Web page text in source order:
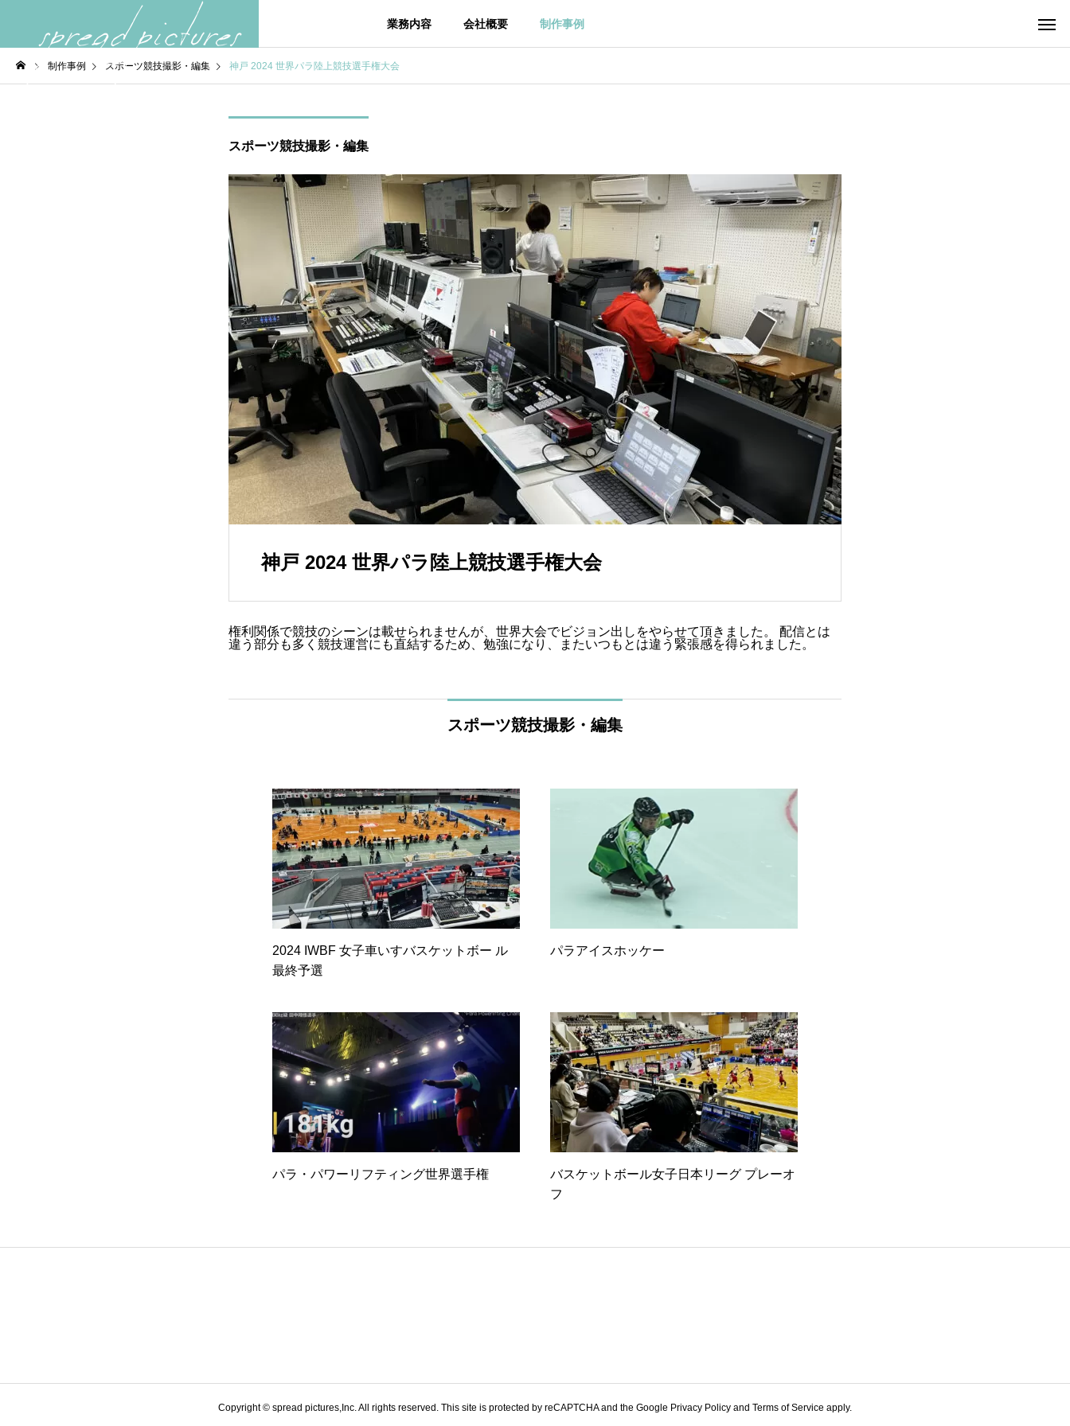
業務内容 会社概要 制作事例
制作事例 スポーツ競技撮影・編集 神戸 2024 世界パラ陸上競技選手権大会
スポーツ競技撮影・編集
神戸 2024 世界パラ陸上競技選手権大会
権利関係で競技のシーンは載せられませんが、世界大会でビジョン出しをやらせて頂きました。 配信とは
違う部分も多く競技運営にも直結するため、勉強になり、またいつもとは違う緊張感を得られました。
スポーツ競技撮影・編集
2024 IWBF 女子車いすバスケットボー ル
最終予選
パラアイスホッケー
パラ・パワーリフティング世界選手権
バスケットボール女子日本リーグ プレーオ
フ
Copyright © spread pictures,Inc. All rights reserved. This site is protected by reCAPTCHA and the Google Privacy Policy and Terms of Service apply.